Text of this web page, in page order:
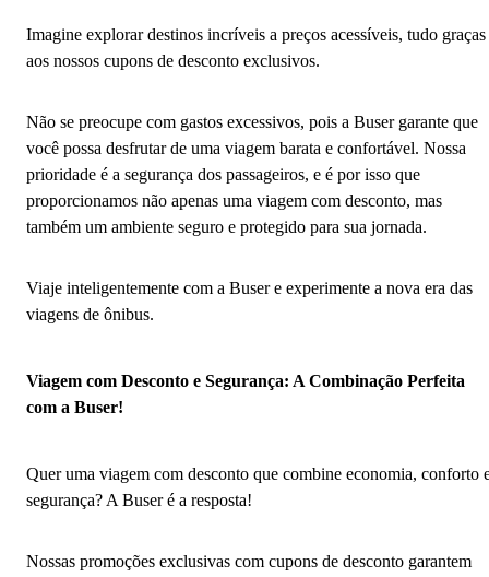
Imagine explorar destinos incríveis a preços acessíveis, tudo graças
aos nossos cupons de desconto exclusivos.
Não se preocupe com gastos excessivos, pois a Buser garante que
você possa desfrutar de uma viagem barata e confortável. Nossa
prioridade é a segurança dos passageiros, e é por isso que
proporcionamos não apenas uma viagem com desconto, mas
também um ambiente seguro e protegido para sua jornada.
Viaje inteligentemente com a Buser e experimente a nova era das
viagens de ônibus.
Viagem com Desconto e Segurança: A Combinação Perfeita
com a Buser!
Quer uma viagem com desconto que combine economia, conforto
segurança? A Buser é a resposta!
Nossas promoções exclusivas com cupons de desconto garantem